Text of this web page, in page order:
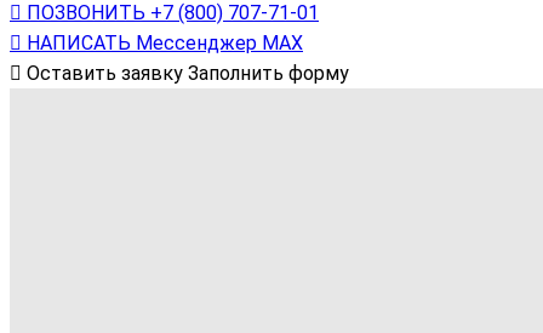
ПОЗВОНИТЬ +7 (800) 707-71-01
НАПИСАТЬ Мессенджер МАХ
Оставить заявку Заполнить форму